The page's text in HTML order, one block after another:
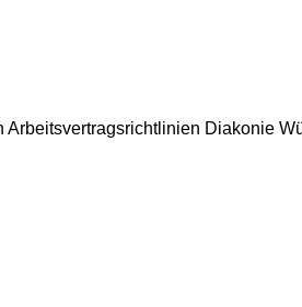
Diakonie